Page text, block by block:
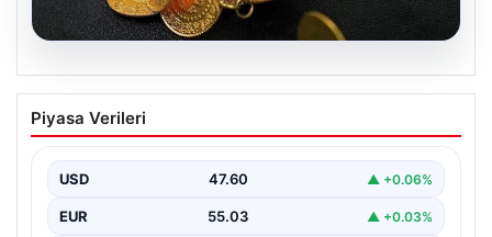
05.08.2026
13 Nisan 2026 Altın Fiyatları Canlı
Güncelleme: Gram, Çeyrek, Yarım ve
Altın piyasalarda hafta başında tansiyon yükseldi. ABD
beklenen…
Piyasa Verileri
USD 47.60 ▲ +0.06%
EUR 55.03 ▲ +0.03%